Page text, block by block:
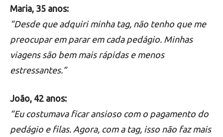
Maria, 35 anos:
“Desde que adquiri minha tag, não tenho que me
preocupar em parar em cada pedágio. Minhas
viagens são bem mais rápidas e menos
estressantes.”
João, 42 anos:
“Eu costumava ficar ansioso com o pagamento do
pedágio e filas. Agora, com a tag, isso não faz mais